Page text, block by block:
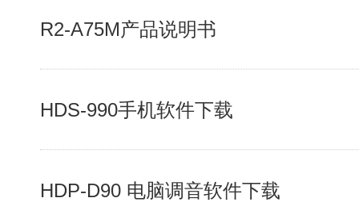
R2-A75M产品说明书
HDS-990手机软件下载
HDP-D90 电脑调音软件下载